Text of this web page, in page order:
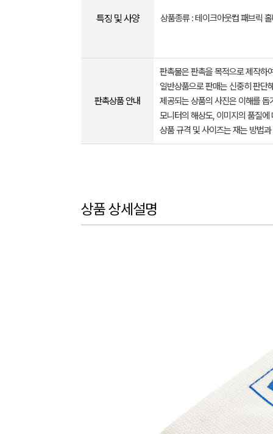
특징 및 사양 상품종류 : 테이크아웃컵 패브릭
판촉상품 안내
판촉물은 판촉을 목적으로 제작하
일반상품으로 판매는 신중히 판단
제공되는 상품의 사진은 이해를
모니터의 해상도, 이미지의 품질
상품 규격 및 사이즈는 재는 방법
상품 상세설명